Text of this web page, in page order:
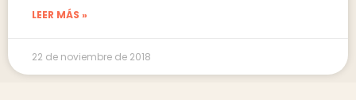
LEER MÁS »
22 de noviembre de 2018